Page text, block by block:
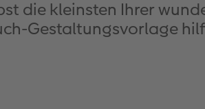
die kleinsten Ihrer
Gestaltungsvorlage